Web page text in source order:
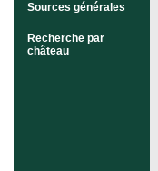
Sources générales
Recherche par
château